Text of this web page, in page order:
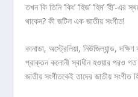
তখন কি তিনি ‘কিং’ ‘হিজ’ ‘হিম’ ‘হী’-এর
থাকেন? কী জটিল এক জাতীয় সংগীত!
কানাডা, অস্ট্রেলিয়া, নিউজিল্যান্ড,
প্রাক্তন কলোনী স্বাধীন হওয়ার পরও গত
জাতীয় সংগীতকেই তাদের জাতীয় সংগীত